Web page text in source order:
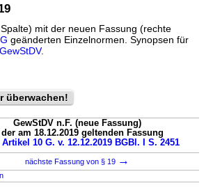
mit der neuen Fassung (rechte
geänderten Einzelnormen. Synopsen für
.
überwachen!
GewStDV n.F. (neue Fassung)
am 18.12.2019 geltenden Fassung
10 G. v. 12.12.2019 BGBl. I S. 2451
nächste Fassung von § 19 →